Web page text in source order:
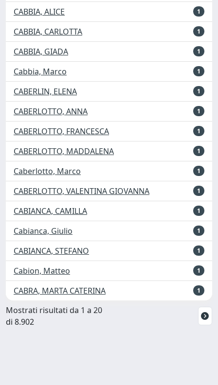
CABBIA, ALICE 1
CABBIA, CARLOTTA 1
CABBIA, GIADA 1
Cabbia, Marco 1
CABERLIN, ELENA 1
CABERLOTTO, ANNA 1
CABERLOTTO, FRANCESCA 1
CABERLOTTO, MADDALENA 1
Caberlotto, Marco 1
CABERLOTTO, VALENTINA GIOVANNA 1
CABIANCA, CAMILLA 1
Cabianca, Giulio 1
CABIANCA, STEFANO 1
Cabion, Matteo 1
CABRA, MARTA CATERINA 1
Mostrati risultati da 1 a 20
di 8.902